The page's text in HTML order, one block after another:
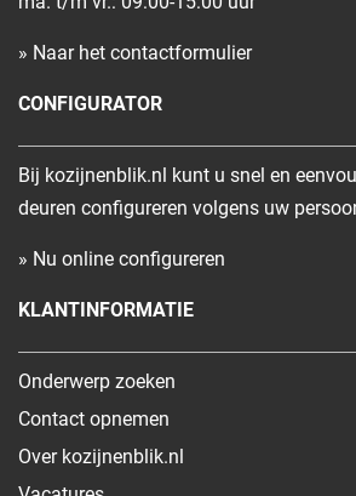
» Naar het contactformulier
CONFIGURATOR
Bij kozijnenblik.nl kunt u snel en
deuren configureren volgens uw
» Nu online configureren
KLANTINFORMATIE
Onderwerp zoeken
Contact opnemen
Over kozijnenblik.nl